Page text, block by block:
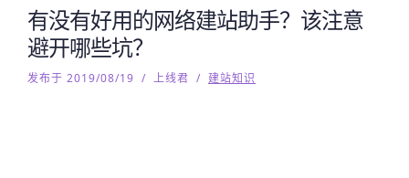
有没有好用的网络建站助手？该注意
避开哪些坑？
发布于 2019/08/19 / 上线君 / 建站知识